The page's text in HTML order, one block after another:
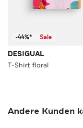
-44%* Sale
DESIGUAL
T-Shirt floral
Andere Kunden